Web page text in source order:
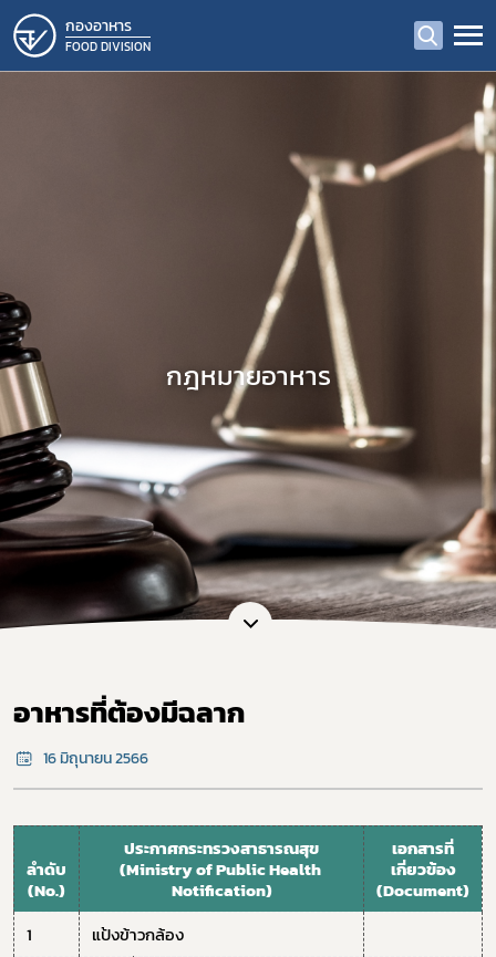
กองอาหาร
FOOD DIVISION
กฎหมายอาหาร
อาหารที่ต้องมีฉลาก
16 มิถุนายน 2566
ลำดับ
(No.)
ประกาศกระทรวงสาธารณสุข
(Ministry of Public Health
Notification)
เอกสารที่
เกี่ยวข้อง
(Document)
1
แป้งข้าวกล้อง